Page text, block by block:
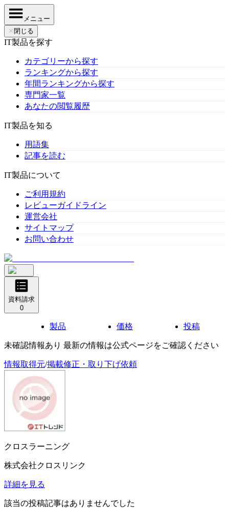
メニュー
✕ 閉じる
IT製品を探す
カテゴリーから探す
ランキングから探す
年間ランキングから探す
専門家一覧
あなたの閲覧履歴
IT製品を知る
用語集
記事を読む
IT製品について
ご利用規約
レビューガイドライン
運営会社
サイトマップ
お問い合わせ
資料請求
0
製品 価格 投稿
未確認情報あり 最新の情報は公式ページをご確認ください
情報取得元/掲載修正・取り下げ依頼
クロスラーニング
株式会社クロスリンク
詳細を見る
該当の投稿記事はありませんでした